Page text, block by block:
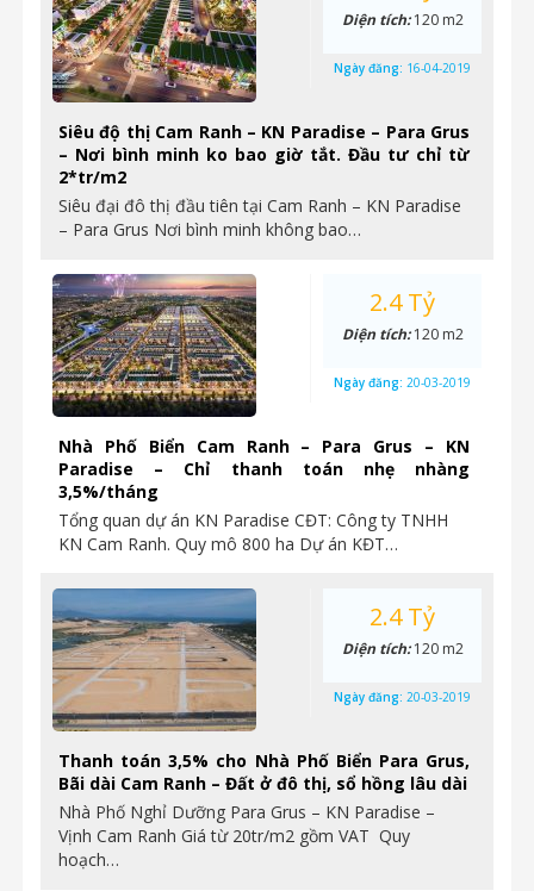
Siêu độ thị Cam Ranh – KN Paradise – Para Grus
– Nơi bình minh ko bao giờ tắt. Đầu tư chỉ từ
2*tr/m2
Siêu đại đô thị đầu tiên tại Cam Ranh – KN Paradise
– Para Grus Nơi bình minh không bao…
Diện tích:120 m2
Ngày đăng: 16-04-2019
Nhà Phố Biển Cam Ranh – Para Grus – KN
Paradise – Chỉ thanh toán nhẹ nhàng
3,5%/tháng
Tổng quan dự án KN Paradise CĐT: Công ty TNHH
KN Cam Ranh. Quy mô 800 ha Dự án KĐT…
2.4 Tỷ
Diện tích:120 m2
Ngày đăng: 20-03-2019
Thanh toán 3,5% cho Nhà Phố Biển Para Grus,
Bãi dài Cam Ranh – Đất ở đô thị, sổ hồng lâu dài
Nhà Phố Nghỉ Dưỡng Para Grus – KN Paradise –
Vịnh Cam Ranh Giá từ 20tr/m2 gồm VAT Quy
hoạch…
2.4 Tỷ
Diện tích:120 m2
Ngày đăng: 20-03-2019